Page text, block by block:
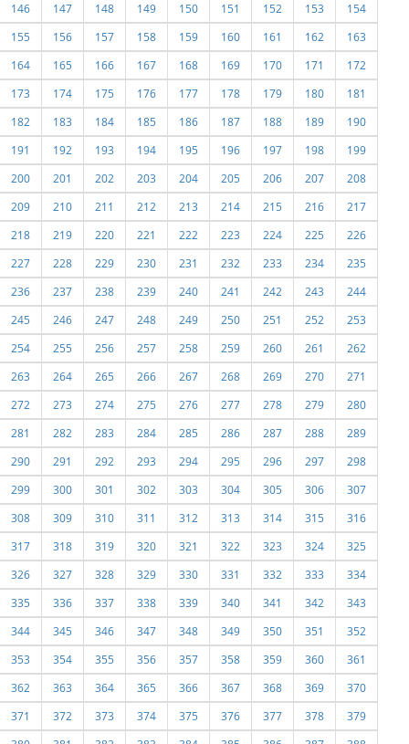
146
147 148 149 150 151 152 153
154
155
156 157 158 159 160 161 162
163
164
165 166 167 168 169 170 171
172
173
174 175 176 177 178 179 180
181
182
183 184 185 186 187 188 189
190
191
192 193 194 195 196 197 198
199
200
201 202 203 204 205 206 207
208
209
210 211 212 213 214 215 216
217
218
219 220 221 222 223 224 225
226
227
228 229 230 231 232 233 234
235
236
237 238 239 240 241 242 243
244
245
246 247 248 249 250 251 252
253
254
255 256 257 258 259 260 261
262
263
264 265 266 267 268 269 270
271
272
273 274 275 276 277 278 279
280
281
282 283 284 285 286 287 288
289
290
291 292 293 294 295 296 297
298
299
300 301 302 303 304 305 306
307
308
309 310 311 312 313 314 315
316
317
318 319 320 321 322 323 324
325
326
327 328 329 330 331 332 333
334
335
336 337 338 339 340 341 342
343
344
345 346 347 348 349 350 351
352
353
354 355 356 357 358 359 360
361
362
363 364 365 366 367 368 369
370
371
372 373 374 375 376 377 378
379